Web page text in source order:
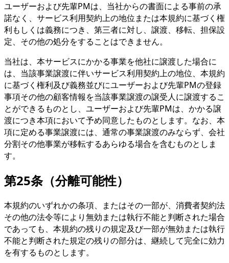
ユーザーおよび先輩PMは、当社からの書面による事前の承
諾なく、サービス利用契約上の地位または本規約に基づく権
利もしくは義務につき、第三者に対し、譲渡、移転、担保設
定、その他の処分をすることはできません。
当社は、本サービスにかかる事業を他社に譲渡した場合に
は、当該事業譲渡に伴いサービス利用契約上の地位、本規約
に基づく権利及び義務並びにユーザーおよび先輩PMの登録
事項その他の顧客情報を当該事業譲渡の譲受人に譲渡するこ
とができるものとし、ユーザーおよび先輩PMは、かかる譲
渡につき本項において予め同意したものとします。なお、本
項に定める事業譲渡には、通常の事業譲渡のみならず、会社
分割その他事業が移転するあらゆる場合を含むものとしま
す。
第25条（分離可能性）
本規約のいずれかの条項、またはその一部が、消費者契約法
その他の法令等により無効または執行不能と判断された場合
であっても、本規約の残りの規定及び一部が無効または執行
不能と判断された規定の残りの部分は、継続して完全に効力
を有するものとします。